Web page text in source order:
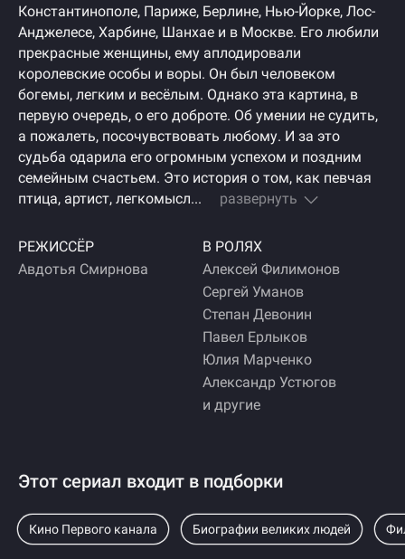
Константинополе, Париже, Берлине, Нью-Йорке, Лос-
Анджелесе, Харбине, Шанхае и в Москве. Его любили
прекрасные женщины, ему аплодировали
королевские особы и воры. Он был человеком
богемы, легким и весёлым. Однако эта картина, в
первую очередь, о его доброте. Об умении не судить,
а пожалеть, посочувствовать любому. И за это
судьба одарила его огромным успехом и поздним
семейным счастьем. Это история о том, как певчая
птица, артист, легкомысл...
развернуть
РЕЖИССЁР
Авдотья Смирнова
В РОЛЯХ
Алексей Филимонов
Сергей Уманов
Степан Девонин
Павел Ерлыков
Юлия Марченко
Александр Устюгов
и другие
Этот сериал входит в подборки
Кино Первого канала Биографии великих людей